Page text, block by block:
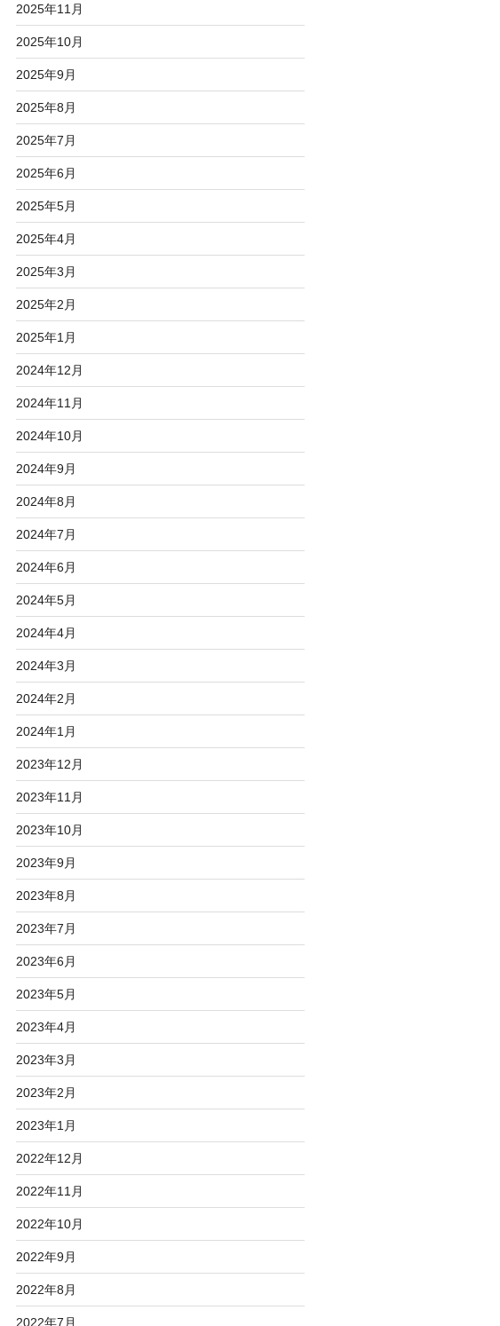
2025年11月
2025年10月
2025年9月
2025年8月
2025年7月
2025年6月
2025年5月
2025年4月
2025年3月
2025年2月
2025年1月
2024年12月
2024年11月
2024年10月
2024年9月
2024年8月
2024年7月
2024年6月
2024年5月
2024年4月
2024年3月
2024年2月
2024年1月
2023年12月
2023年11月
2023年10月
2023年9月
2023年8月
2023年7月
2023年6月
2023年5月
2023年4月
2023年3月
2023年2月
2023年1月
2022年12月
2022年11月
2022年10月
2022年9月
2022年8月
2022年7月